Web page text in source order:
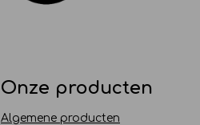
Onze producten
Algemene producten